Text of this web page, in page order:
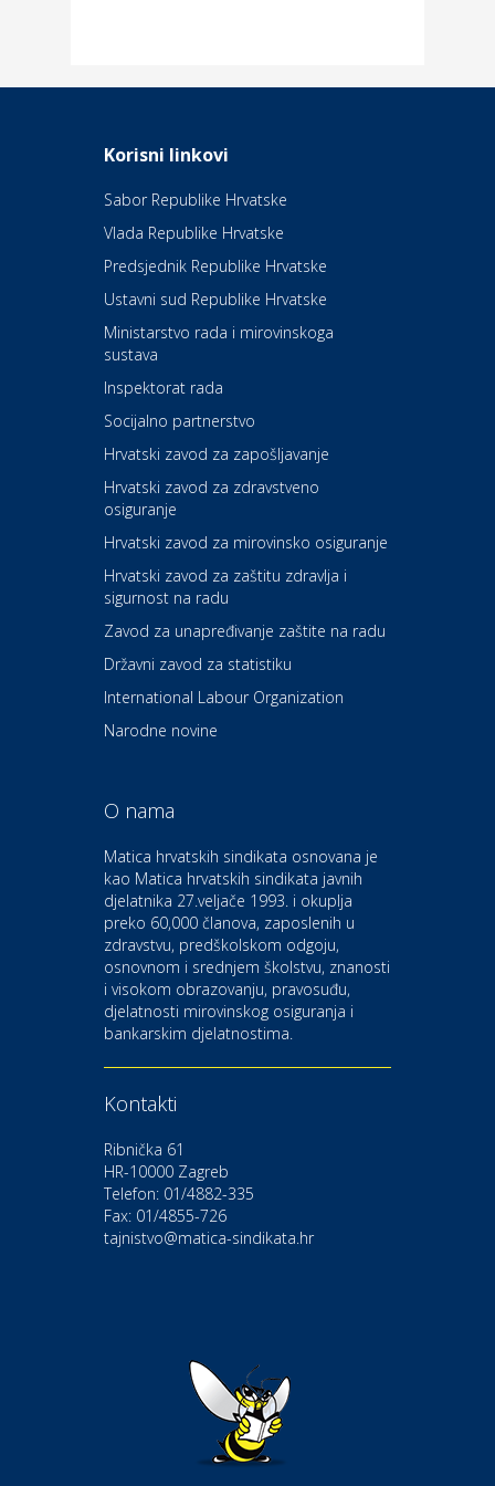
Daruvarske toplice – ljekovita
Kultura i edukacija
Kazalište Kerempuh
Kultura i edukacija
Kazalište ZKM
Auto-moto i tehnika
Zdravlje i osiguranje
Povoljnosti
Dental Sudar
Dom i dizajn
Euro-vrt – kosilice, motorne
Odmor
Bistrica
Auto-moto i tehnika
CIAK Auto d.o.o.
Kultura i edukacija
Kazalište Gavella
Moda i ljepota
Gastro
Hotel Bunčić Vrbovec
Izletište i vinotočje VINIA
Korisni linkovi
Sabor Republike Hrvatske
Vlada Republike Hrvatske
Predsjednik Republike Hrvatske
Ustavni sud Republike Hrvatske
Ministarstvo rada i mirovinskoga
sustava
Inspektorat rada
Socijalno partnerstvo
Hrvatski zavod za zapošljavanje
Hrvatski zavod za zdravstveno
osiguranje
Hrvatski zavod za mirovinsko osiguranje
Hrvatski zavod za zaštitu zdravlja i
sigurnost na radu
Zavod za unapređivanje zaštite na radu
Državni zavod za statistiku
International Labour Organization
Narodne novine
O nama
Matica hrvatskih sindikata osnovana je
kao Matica hrvatskih sindikata javnih
djelatnika 27.veljače 1993. i okuplja
preko 60,000 članova, zaposlenih u
zdravstvu, predškolskom odgoju,
osnovnom i srednjem školstvu, znanosti
i visokom obrazovanju, pravosuđu,
djelatnosti mirovinskog osiguranja i
bankarskim djelatnostima.
Kontakti
Ribnička 61
HR-10000 Zagreb
Telefon: 01/4882-335
Fax: 01/4855-726
tajnistvo@matica-sindikata.hr